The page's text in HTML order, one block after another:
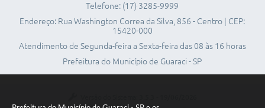
Telefone: (17) 3285-9999
Endereço: Rua Washington Correa da Silva, 856 - Centro | CEP:
15420-000
Atendimento de Segunda-feira a Sexta-feira das 08 às 16 horas
Prefeitura do Município de Guaraci - SP